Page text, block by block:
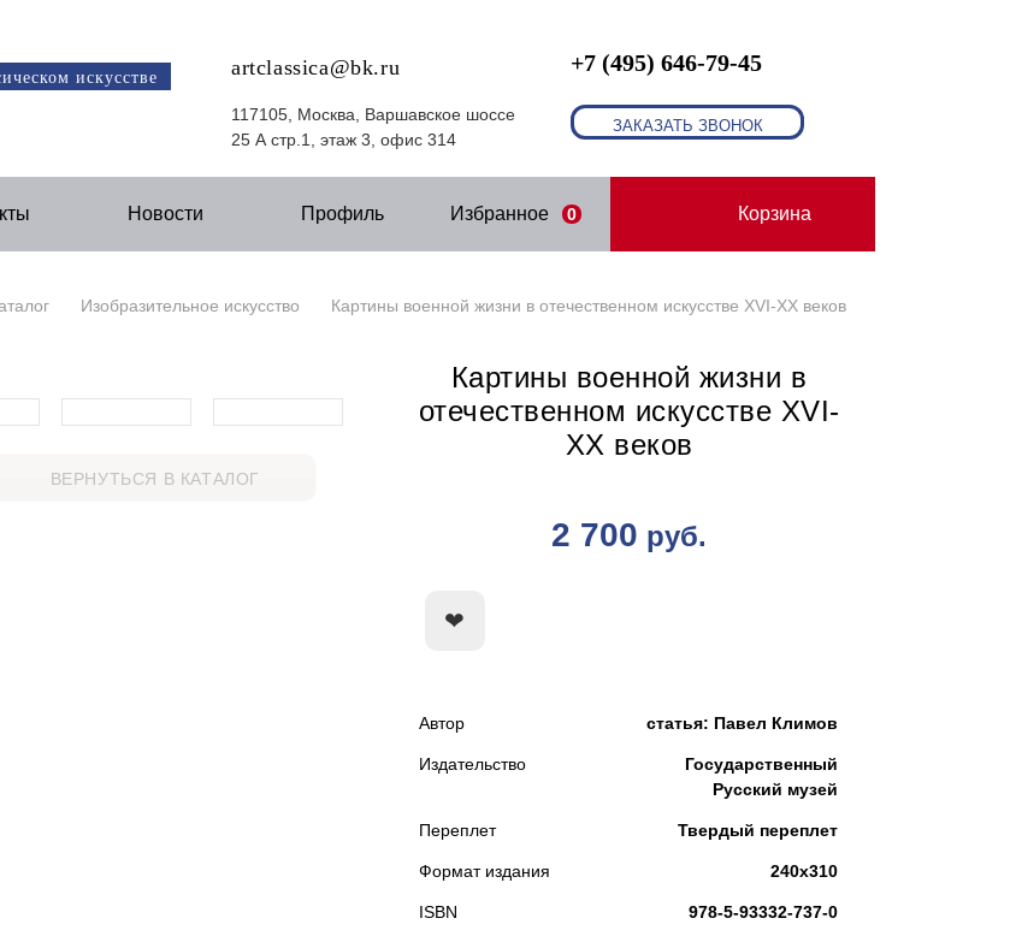
искусстве artclassica@bk.ru
117105, Москва, Варшавское шоссе
25 А стр.1, этаж 3, офис 314
+7 (495) 646-79-45
ЗАКАЗАТЬ ЗВОНОК
Новости Профиль Избранное 0 Корзина
Изобразительное искусство Картины военной жизни в отечественном искусстве XVI-XX веков
ВЕРНУТЬСЯ В КАТАЛОГ
Картины военной жизни в
отечественном искусстве XVI-
XX веков
2 700 руб.
Автор статья: Павел Климов
Издательство
Государственный
Русский музей
Переплет Твердый переплет
Формат издания 240х310
ISBN 978-5-93332-737-0